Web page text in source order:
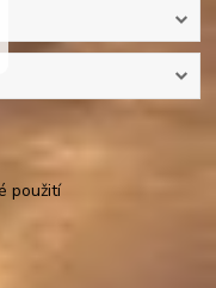
použití